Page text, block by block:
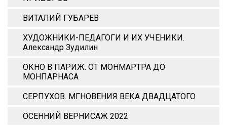
ВИТАЛИЙ ГУБАРЕВ
ХУДОЖНИКИ-ПЕДАГОГИ И ИХ УЧЕНИКИ.
Александр Зудилин
ОКНО В ПАРИЖ. ОТ МОНМАРТРА ДО
МОНПАРНАСА
СЕРПУХОВ. МГНОВЕНИЯ ВЕКА ДВАДЦАТОГО
ОСЕННИЙ ВЕРНИСАЖ 2022